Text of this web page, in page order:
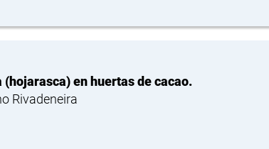
en huertas de cacao.
Rivadeneira